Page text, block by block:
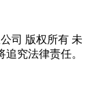
司 版权所有 未
究法律责任。